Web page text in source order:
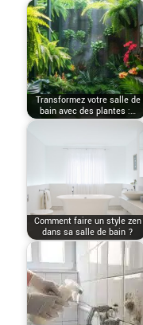
Transformez votre salle de
bain avec des plantes :…
Comment faire un style zen
dans sa salle de bain ?